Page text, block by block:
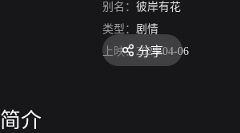
别名： 彼岸有花
类型： 剧情
上映： 2024-04-06
分享
简介